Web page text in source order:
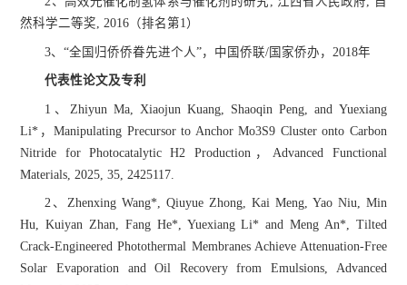
然科学二等奖, 2016（排名第1）
3、“全国归侨侨眷先进个人”，中国侨联/国家侨办，2018年
代表性论文及专利
1、Zhiyun Ma, Xiaojun Kuang, Shaoqin Peng, and Yuexiang
Li*，Manipulating Precursor to Anchor Mo3S9 Cluster onto Carbon
Nitride for Photocatalytic H2 Production，Advanced Functional
Materials, 2025, 35, 2425117.
2、Zhenxing Wang*, Qiuyue Zhong, Kai Meng, Yao Niu, Min
Hu, Kuiyan Zhan, Fang He*, Yuexiang Li* and Meng An*, Tilted
Crack-Engineered Photothermal Membranes Achieve Attenuation-Free
Solar Evaporation and Oil Recovery from Emulsions, Advanced